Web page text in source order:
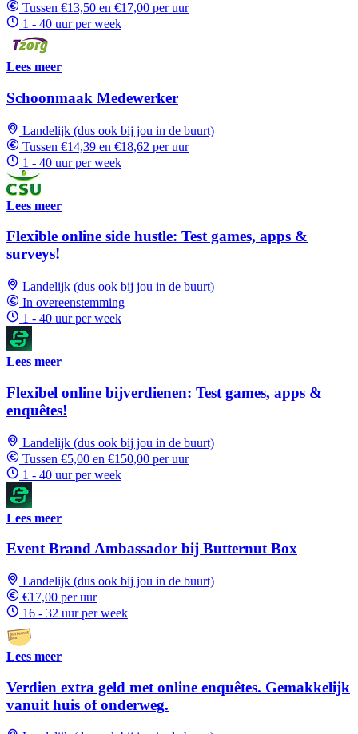
Tussen €13,50 en €17,00 per uur
1 - 40 uur per week
Lees meer
Schoonmaak Medewerker
Landelijk (dus ook bij jou in de buurt)
Tussen €14,39 en €18,62 per uur
1 - 40 uur per week
Lees meer
Flexible online side hustle: Test games, apps &
surveys!
Landelijk (dus ook bij jou in de buurt)
In overeenstemming
1 - 40 uur per week
Lees meer
Flexibel online bijverdienen: Test games, apps &
enquêtes!
Landelijk (dus ook bij jou in de buurt)
Tussen €5,00 en €150,00 per uur
1 - 40 uur per week
Lees meer
Event Brand Ambassador bij Butternut Box
Landelijk (dus ook bij jou in de buurt)
€17,00 per uur
16 - 32 uur per week
Lees meer
Verdien extra geld met online enquêtes. Gemakkelijk
vanuit huis of onderweg.